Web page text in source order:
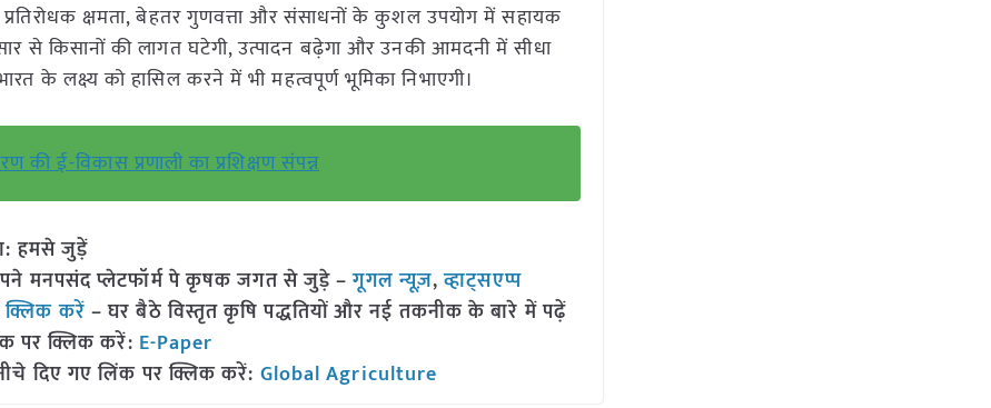
क्षमता, बेहतर गुणवत्ता और संसाधनों के कुशल उपयोग में सहायक
से किसानों की लागत घटेगी, उत्पादन बढ़ेगा और उनकी आमदनी में सीधा
के लक्ष्य को हासिल करने में भी महत्वपूर्ण भूमिका निभाएगी।
की ई-विकास प्रणाली का प्रशिक्षण संपन्न
हमसे जुड़ें
मनपसंद प्लेटफॉर्म पे कृषक जगत से जुड़े –गूगल न्यूज़,व्हाट्सएप्प
क्लिक करें – घर बैठे विस्तृत कृषि पद्धतियों और नई तकनीक के बारे में पढ़ें
पर क्लिक करें: E-Paper
दिए गए लिंक पर क्लिक करें: Global Agriculture